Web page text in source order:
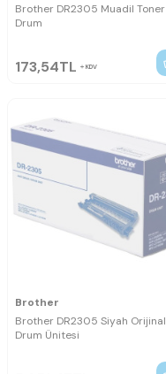
Brother DR2305 Muadil Toner
Drum
173,54TL KDV
Brother
Brother DR2305 Siyah Orijinal
Drum Ünitesi